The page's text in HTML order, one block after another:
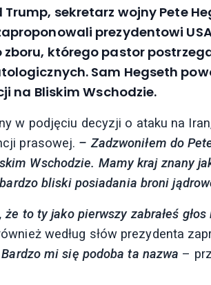
sekretarz wojny Pete
prezydentowi
którego pastor
Sam Hegseth
na Bliskim Wschodzie.
w podjęciu decyzji o ataku na
prasowej. – Zadzwoniłem do
Wschodzie. Mamy kraj znany
bliski posiadania broni
to ty jako pierwszy zabrałeś głos
według słów prezydenta
mi się podoba ta nazwa –